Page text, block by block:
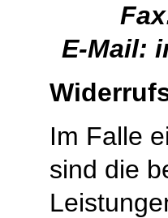
E-Mail:
Im Falle
sind die